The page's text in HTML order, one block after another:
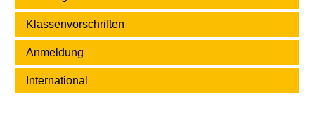
Klassenvorschriften
Anmeldung
International